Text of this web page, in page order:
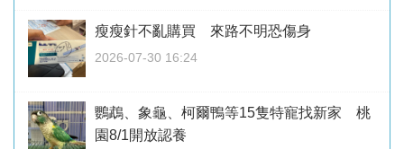
瘦瘦針不亂購買 來路不明恐傷身
2026-07-30 16:24
鸚鵡、象龜、柯爾鴨等15隻特寵找新家 桃
園8/1開放認養